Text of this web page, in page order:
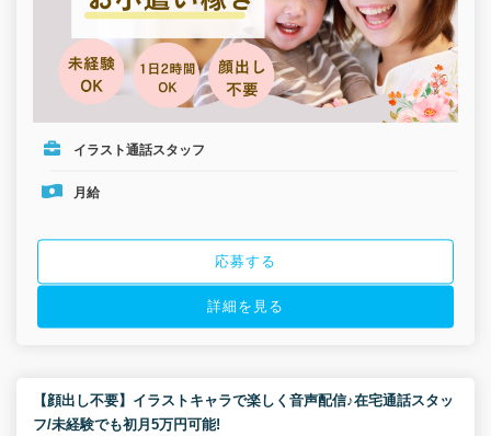
イラスト通話スタッフ
月給
応募する
詳細を見る
【顔出し不要】イラストキャラで楽しく音声配信♪在宅通話スタッ
フ/未経験でも初月5万円可能!